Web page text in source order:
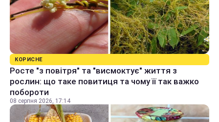
КОРИСНЕ
Росте "з повітря" та "висмоктує" життя з
рослин: що таке повитиця та чому її так важко
побороти
08 серпня 2026, 17:14